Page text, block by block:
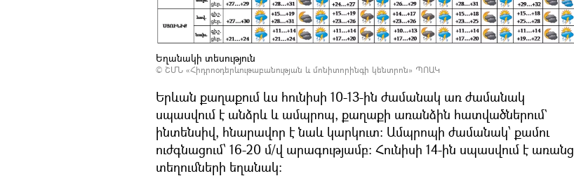
Եղանակի տեսություն
© ՇՄՆ «Հիդրոօդերևութաբանության և մոնիտորինգի կենտրոն» ՊՈԱԿ
Երևան քաղաքում ևս հունիսի 10-13-ին ժամանակ առ ժամանակ
սպասվում է անձրև և ամպրոպ, քաղաքի առանձին հատվածներում`
ինտենսիվ, հնարավոր է նաև կարկուտ։ Ամպրոպի ժամանակ՝ քամու
ուժգնացում՝ 16-20 մ/վ արագությամբ: Հունիսի 14-ին սպասվում է առանց
տեղումների եղանակ։